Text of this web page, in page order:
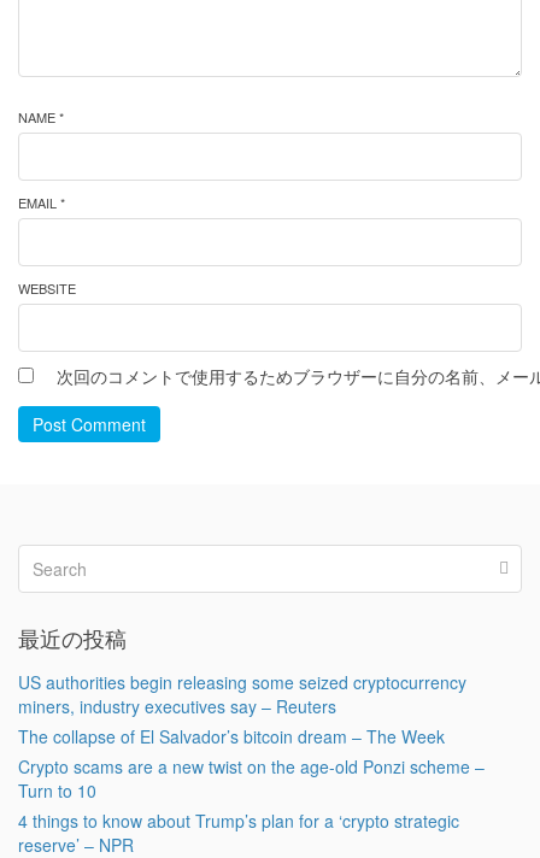
NAME *
EMAIL *
WEBSITE
次回のコメントで使用するためブラウザーに自分の名前、メー
Post Comment
最近の投稿
US authorities begin releasing some seized cryptocurrency
miners, industry executives say – Reuters
The collapse of El Salvador’s bitcoin dream – The Week
Crypto scams are a new twist on the age-old Ponzi scheme –
Turn to 10
4 things to know about Trump’s plan for a ‘crypto strategic
reserve’ – NPR